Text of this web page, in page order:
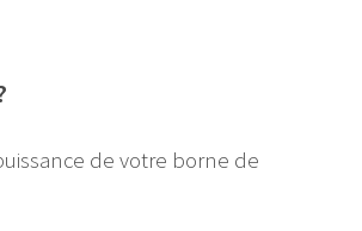
de votre borne de